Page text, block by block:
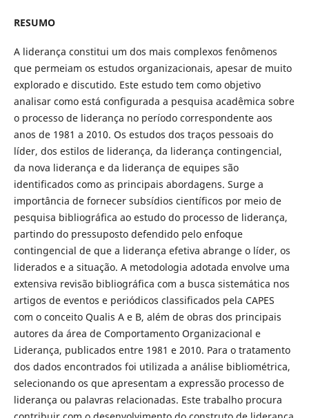
RESUMO
A liderança constitui um dos mais complexos fenômenos
que permeiam os estudos organizacionais, apesar de muito
explorado e discutido. Este estudo tem como objetivo
analisar como está configurada a pesquisa acadêmica sobre
o processo de liderança no período correspondente aos
anos de 1981 a 2010. Os estudos dos traços pessoais do
líder, dos estilos de liderança, da liderança contingencial,
da nova liderança e da liderança de equipes são
identificados como as principais abordagens. Surge a
importância de fornecer subsídios científicos por meio de
pesquisa bibliográfica ao estudo do processo de liderança,
partindo do pressuposto defendido pelo enfoque
contingencial de que a liderança efetiva abrange o líder, os
liderados e a situação. A metodologia adotada envolve uma
extensiva revisão bibliográfica com a busca sistemática nos
artigos de eventos e periódicos classificados pela CAPES
com o conceito Qualis A e B, além de obras dos principais
autores da área de Comportamento Organizacional e
Liderança, publicados entre 1981 e 2010. Para o tratamento
dos dados encontrados foi utilizada a análise bibliométrica,
selecionando os que apresentam a expressão processo de
liderança ou palavras relacionadas. Este trabalho procura